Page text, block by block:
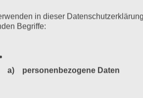
14. Juli 2020, 18 Uhr Der
SS-Wachmann im KZ Stutthof, geht
jedem einzelnen Verhandlungstag –
in dieser
Begriffe:
a) personenbezogene Daten